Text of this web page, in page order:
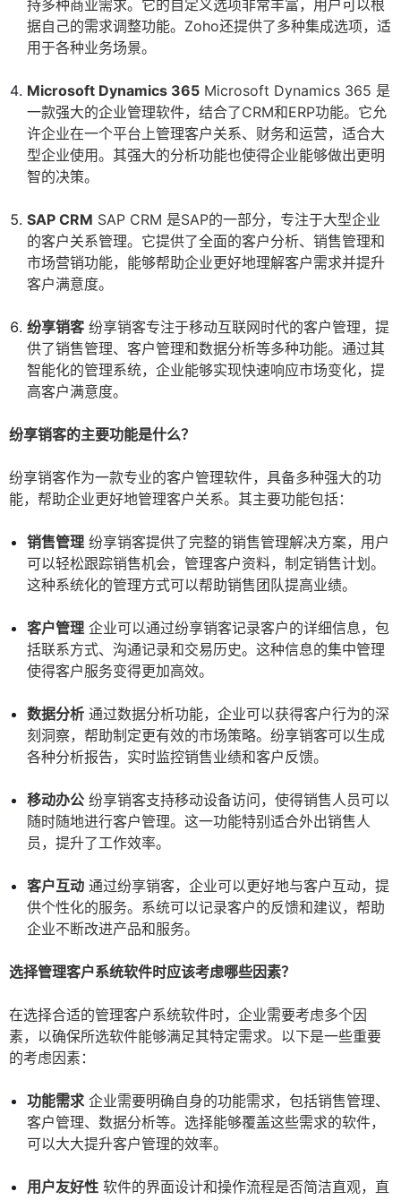
持多种商业需求。它的自定义选项非常丰富，用户可以根
据自己的需求调整功能。Zoho还提供了多种集成选项，适
用于各种业务场景。
Microsoft Dynamics 365 Microsoft Dynamics 365 是
一款强大的企业管理软件，结合了CRM和ERP功能。它允
许企业在一个平台上管理客户关系、财务和运营，适合大
型企业使用。其强大的分析功能也使得企业能够做出更明
智的决策。
SAP CRM SAP CRM 是SAP的一部分，专注于大型企业
的客户关系管理。它提供了全面的客户分析、销售管理和
市场营销功能，能够帮助企业更好地理解客户需求并提升
客户满意度。
纷享销客 纷享销客专注于移动互联网时代的客户管理，提
供了销售管理、客户管理和数据分析等多种功能。通过其
智能化的管理系统，企业能够实现快速响应市场变化，提
高客户满意度。
纷享销客的主要功能是什么？
纷享销客作为一款专业的客户管理软件，具备多种强大的功
能，帮助企业更好地管理客户关系。其主要功能包括：
销售管理 纷享销客提供了完整的销售管理解决方案，用户
可以轻松跟踪销售机会，管理客户资料，制定销售计划。
这种系统化的管理方式可以帮助销售团队提高业绩。
客户管理 企业可以通过纷享销客记录客户的详细信息，包
括联系方式、沟通记录和交易历史。这种信息的集中管理
使得客户服务变得更加高效。
数据分析 通过数据分析功能，企业可以获得客户行为的深
刻洞察，帮助制定更有效的市场策略。纷享销客可以生成
各种分析报告，实时监控销售业绩和客户反馈。
移动办公 纷享销客支持移动设备访问，使得销售人员可以
随时随地进行客户管理。这一功能特别适合外出销售人
员，提升了工作效率。
客户互动 通过纷享销客，企业可以更好地与客户互动，提
供个性化的服务。系统可以记录客户的反馈和建议，帮助
企业不断改进产品和服务。
选择管理客户系统软件时应该考虑哪些因素？
在选择合适的管理客户系统软件时，企业需要考虑多个因
素，以确保所选软件能够满足其特定需求。以下是一些重要
的考虑因素：
功能需求 企业需要明确自身的功能需求，包括销售管理、
客户管理、数据分析等。选择能够覆盖这些需求的软件，
可以大大提升客户管理的效率。
用户友好性 软件的界面设计和操作流程是否简洁直观，直